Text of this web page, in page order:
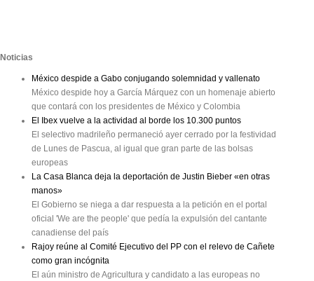
Noticias
México despide a Gabo conjugando solemnidad y vallenato
México despide hoy a García Márquez con un homenaje abierto
que contará con los presidentes de México y Colombia
El Ibex vuelve a la actividad al borde los 10.300 puntos
El selectivo madrileño permaneció ayer cerrado por la festividad
de Lunes de Pascua, al igual que gran parte de las bolsas
europeas
La Casa Blanca deja la deportación de Justin Bieber «en otras
manos»
El Gobierno se niega a dar respuesta a la petición en el portal
oficial 'We are the people' que pedía la expulsión del cantante
canadiense del país
Rajoy reúne al Comité Ejecutivo del PP con el relevo de Cañete
como gran incógnita
El aún ministro de Agricultura y candidato a las europeas no